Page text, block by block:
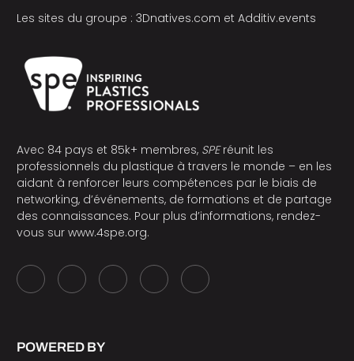
Les sites du groupe : 3Dnatives.com et Additiv.events
Avec 84 pays et 85k+ membres, SPEréunit les
professionnels du plastique à travers le monde – en les
aidant à renforcer leurs compétences par le biais de
networking, d’événements, de formations et de partage
des connaissances. Pour plus d’informations, rendez-
vous sur www.4spe.org.
POWERED BY